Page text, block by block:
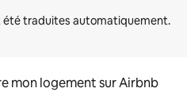
mon logement sur Airbnb